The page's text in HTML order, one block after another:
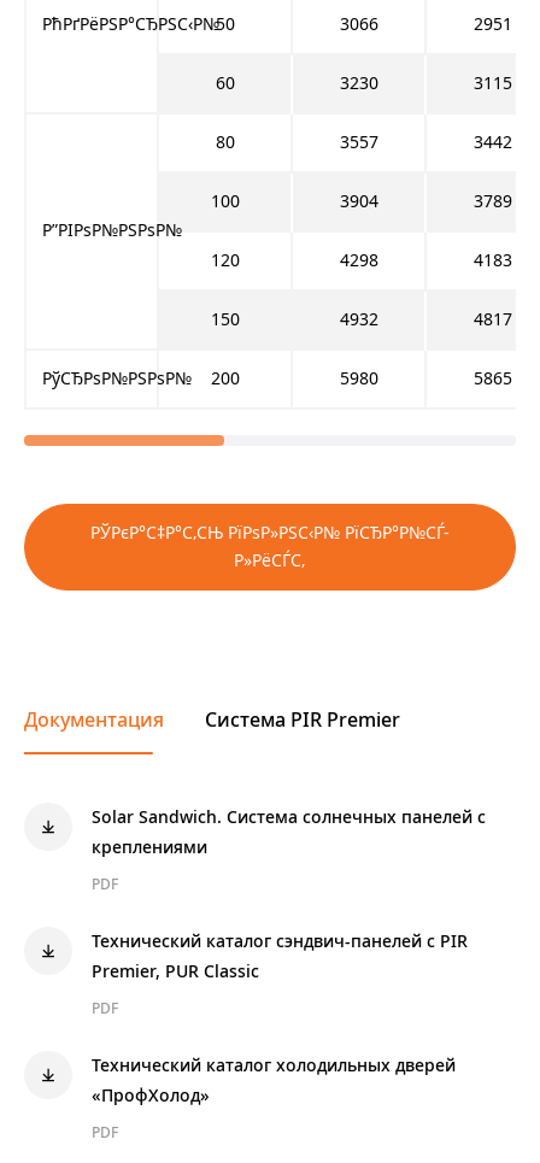
РћРґРёРЅР°СЂРЅС‹Р№50 3066 2951
60 3230 3115
Р”РІРѕР№РЅРѕР№
80 3557 3442
100 3904 3789
120 4298 4183
150 4932 4817
РўСЂРѕР№РЅРѕР№ 200 5980 5865
РЎРєР°С‡Р°С‚СЊ РїРѕР»РЅС‹Р№ РїСЂР°Р№СЃ-
Р»РёСЃС‚
Документация Система PIR Premier
Solar Sandwich. Система солнечных панелей с
креплениями
PDF
Технический каталог сэндвич-панелей с PIR
Premier, PUR Classic
PDF
Технический каталог холодильных дверей
«ПрофХолод»
PDF